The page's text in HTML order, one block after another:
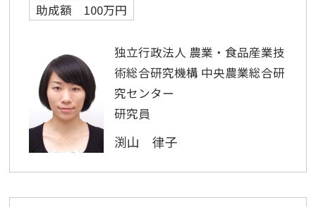
助成額 100万円
独立行政法人 農業・食品産業技
術総合研究機構 中央農業総合研
究センター
研究員
渕山 律子